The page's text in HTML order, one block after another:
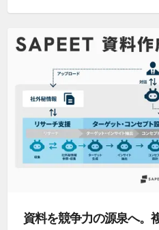
資料を競争力の源泉へ。